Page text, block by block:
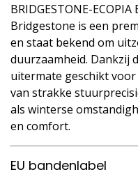
BRIDGESTONE-
Bridgestone is een
en staat bekend om
duurzaamheid. Dankzij
uitermate geschikt
van strakke
als winterse
en comfort.
EU bandenlabel